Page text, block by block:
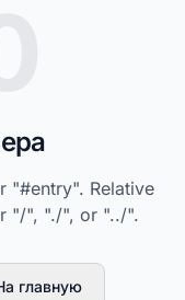
"#entry". Relative
"/", "./", or "../".
главную